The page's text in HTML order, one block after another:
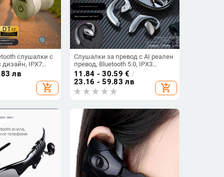
слушалки с
IPX7
Bluetooth 5.4,
на батерията
лв
add_shopping_cart
Слушалки за превод с AI реален
превод, Bluetooth 5.0, IPX3
водоустойчиви, обхват 15 м, 4–8
ч живот на батерията
11.84 - 30.59 € /
23.16 - 59.83 лв
add_shopping_cart